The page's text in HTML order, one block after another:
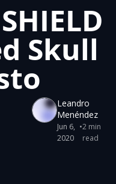
Skull
Leandro
Menéndez
Jun 6,
2020
•2 min
read